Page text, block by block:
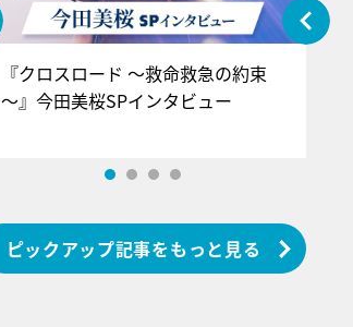
『クロスロード ～救命救急の約束
～』今田美桜SPインタビュー
ピックアップ記事をもっと見る